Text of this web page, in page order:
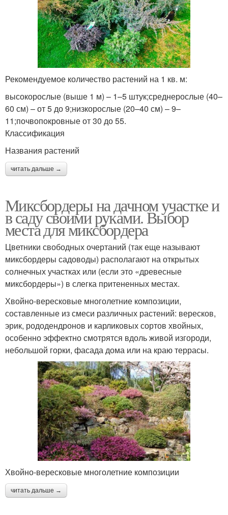
Рекомендуемое количество растений на 1 кв. м:
высокорослые (выше 1 м) – 1–5 штук;среднерослые (40–
60 см) – от 5 до 9;низкорослые (20–40 см) – 9–
11;почвопокровные от 30 до 55.
Классификация
Названия растений
читать дальше →
Миксбордеры на дачном участке и
в саду своими руками. Выбор
места для миксбордера
Цветники свободных очертаний (так еще называют
миксбордеры садоводы) располагают на открытых
солнечных участках или (если это «древесные
миксбордеры») в слегка притененных местах.
Хвойно-вересковые многолетние композиции,
составленные из смеси различных растений: вересков,
эрик, рододендронов и карликовых сортов хвойных,
особенно эффектно смотрятся вдоль живой изгороди,
небольшой горки, фасада дома или на краю террасы.
Хвойно-вересковые многолетние композиции
читать дальше →